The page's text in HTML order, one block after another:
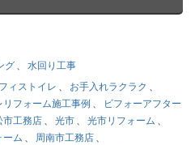
グ 、 水回り工事
ィストイレ 、 お手入れラクラク 、
リフォーム施工事例 、
ビフォーアフター
市工務店 、 光市 、 光市リフォーム 、
ーム 、 周南市工務店 、